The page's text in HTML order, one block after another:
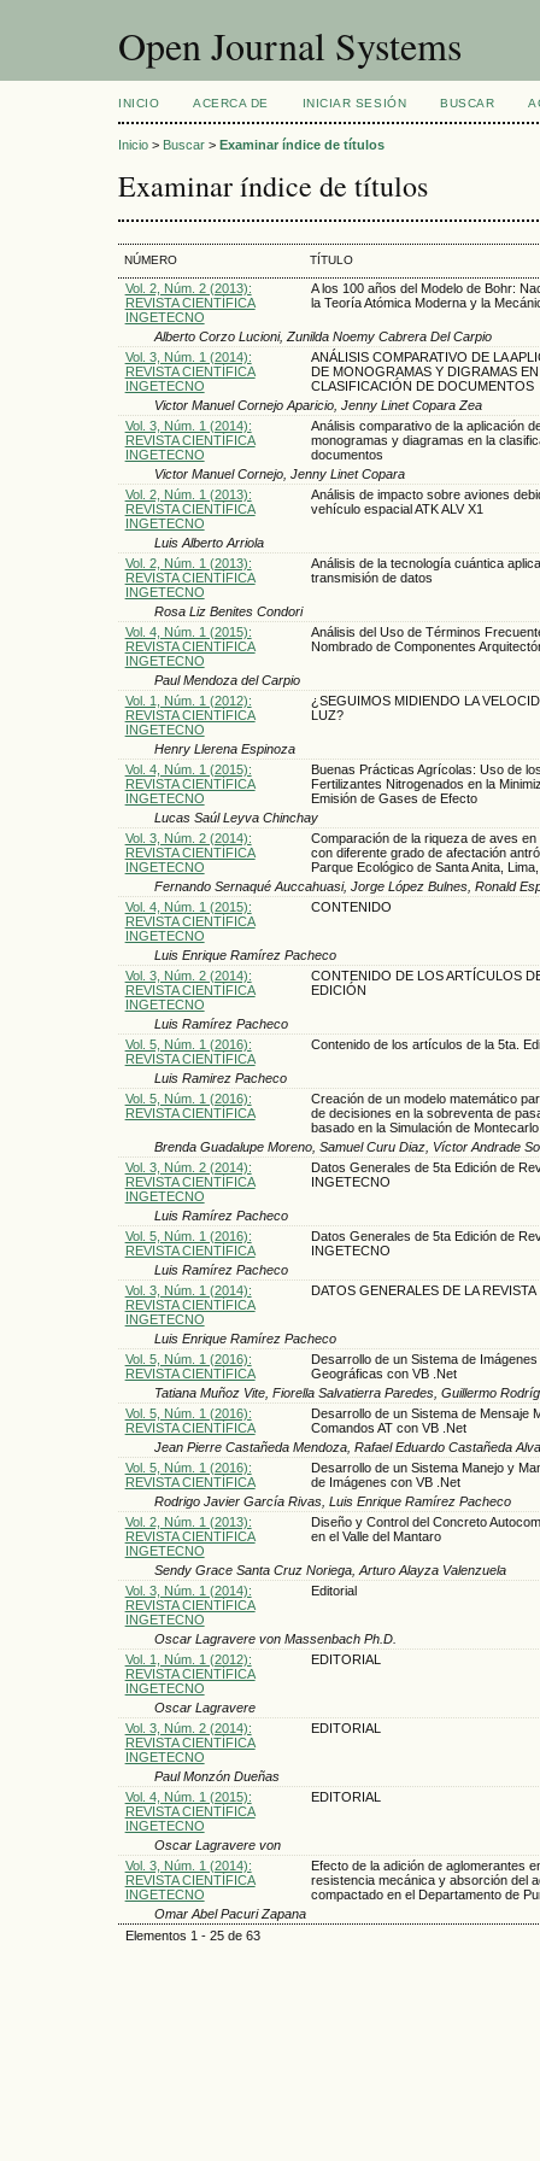
Open Journal Systems
INICIO ACERCA DE INICIAR SESIÓN BUSCAR
Inicio > Buscar > Examinar índice de títulos
Examinar índice de títulos
NÚMERO TÍTULO
Vol. 2, Núm. 2 (2013):
REVISTA CIENTÍFICA
INGETECNO
A los 100 años del Modelo de Bohr:
la Teoría Atómica Moderna y la
Alberto Corzo Lucioni, Zunilda Noemy Cabrera Del Carpio
Vol. 3, Núm. 1 (2014):
REVISTA CIENTÍFICA
INGETECNO
ANÁLISIS COMPARATIVO DE LA
DE MONOGRAMAS Y DIGRAMAS EN
CLASIFICACIÓN DE DOCUMENTOS
Victor Manuel Cornejo Aparicio, Jenny Linet Copara Zea
Vol. 3, Núm. 1 (2014):
REVISTA CIENTÍFICA
INGETECNO
Análisis comparativo de la aplicación
monogramas y diagramas en la
documentos
Victor Manuel Cornejo, Jenny Linet Copara
Vol. 2, Núm. 1 (2013):
REVISTA CIENTÍFICA
INGETECNO
Análisis de impacto sobre aviones
vehículo espacial ATK ALV X1
Luis Alberto Arriola
Vol. 2, Núm. 1 (2013):
REVISTA CIENTÍFICA
INGETECNO
Análisis de la tecnología cuántica
transmisión de datos
Rosa Liz Benites Condori
Vol. 4, Núm. 1 (2015):
REVISTA CIENTÍFICA
INGETECNO
Análisis del Uso de Términos
Nombrado de Componentes
Paul Mendoza del Carpio
Vol. 1, Núm. 1 (2012):
REVISTA CIENTÍFICA
INGETECNO
¿SEGUIMOS MIDIENDO LA
LUZ?
Henry Llerena Espinoza
Vol. 4, Núm. 1 (2015):
REVISTA CIENTÍFICA
INGETECNO
Buenas Prácticas Agrícolas: Uso de
Fertilizantes Nitrogenados en la
Emisión de Gases de Efecto
Lucas Saúl Leyva Chinchay
Vol. 3, Núm. 2 (2014):
REVISTA CIENTÍFICA
INGETECNO
Comparación de la riqueza de aves
con diferente grado de afectación
Parque Ecológico de Santa Anita,
Fernando Sernaqué Auccahuasi, Jorge López Bulnes, Ronald
Vol. 4, Núm. 1 (2015):
REVISTA CIENTÍFICA
INGETECNO
CONTENIDO
Luis Enrique Ramírez Pacheco
Vol. 3, Núm. 2 (2014):
REVISTA CIENTÍFICA
INGETECNO
CONTENIDO DE LOS ARTÍCULOS
EDICIÓN
Luis Ramírez Pacheco
Vol. 5, Núm. 1 (2016):
REVISTA CIENTÍFICA
Contenido de los artículos de la 5ta.
Luis Ramirez Pacheco
Vol. 5, Núm. 1 (2016):
REVISTA CIENTÍFICA
Creación de un modelo matemático
de decisiones en la sobreventa de
basado en la Simulación de Montecarlo
Brenda Guadalupe Moreno, Samuel Curu Diaz, Víctor Andrade
Vol. 3, Núm. 2 (2014):
REVISTA CIENTÍFICA
INGETECNO
Datos Generales de 5ta Edición de
INGETECNO
Luis Ramírez Pacheco
Vol. 5, Núm. 1 (2016):
REVISTA CIENTÍFICA
Datos Generales de 5ta Edición de
INGETECNO
Luis Ramírez Pacheco
Vol. 3, Núm. 1 (2014):
REVISTA CIENTÍFICA
INGETECNO
DATOS GENERALES DE LA REVISTA
Luis Enrique Ramírez Pacheco
Vol. 5, Núm. 1 (2016):
REVISTA CIENTÍFICA
Desarrollo de un Sistema de Imágenes
Geográficas con VB .Net
Tatiana Muñoz Vite, Fiorella Salvatierra Paredes, Guillermo
Vol. 5, Núm. 1 (2016):
REVISTA CIENTÍFICA
Desarrollo de un Sistema de Mensaje
Comandos AT con VB .Net
Jean Pierre Castañeda Mendoza, Rafael Eduardo Castañeda Alva
Vol. 5, Núm. 1 (2016):
REVISTA CIENTÍFICA
Desarrollo de un Sistema Manejo y
de Imágenes con VB .Net
Rodrigo Javier García Rivas, Luis Enrique Ramírez Pacheco
Vol. 2, Núm. 1 (2013):
REVISTA CIENTÍFICA
INGETECNO
Diseño y Control del Concreto
en el Valle del Mantaro
Sendy Grace Santa Cruz Noriega, Arturo Alayza Valenzuela
Vol. 3, Núm. 1 (2014):
REVISTA CIENTÍFICA
INGETECNO
Editorial
Oscar Lagravere von Massenbach Ph.D.
Vol. 1, Núm. 1 (2012):
REVISTA CIENTÍFICA
INGETECNO
EDITORIAL
Oscar Lagravere
Vol. 3, Núm. 2 (2014):
REVISTA CIENTÍFICA
INGETECNO
EDITORIAL
Paul Monzón Dueñas
Vol. 4, Núm. 1 (2015):
REVISTA CIENTÍFICA
INGETECNO
EDITORIAL
Oscar Lagravere von
Vol. 3, Núm. 1 (2014):
REVISTA CIENTÍFICA
INGETECNO
Efecto de la adición de aglomerantes
resistencia mecánica y absorción del
compactado en el Departamento de
Omar Abel Pacuri Zapana
Elementos 1 - 25 de 63